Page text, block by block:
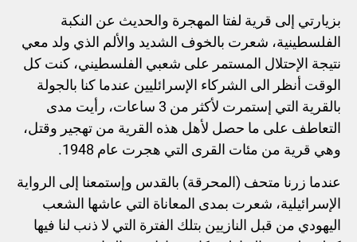
بزيارتي إلى قرية لفتا المهجرة والحديث عن النكبة
الفلسطينية، شعرت بالخوف الشديد والألم الذي ولد معي
نتيجة الإحتلال المستمر على شعبي الفلسطيني، كنت كل
الوقت أنظر الى الشركاء الإسرائليين عندما كنا بالجولة
بالقرية التي إستمرت لأكثر من 3 ساعات، رأيت مدى
التعاطف على ما حصل لأهل هذه القرية من تهجير وقتل،
وهي قرية من مئات القرى التي هجرت عام 1948.
عندما زرنا متحف (المحرقة) بالقدس وإستمعنا إلى الرواية
الإسرائيلية، شعرت بمدى المعاناة التي عاشها الشعب
اليهودي من قبل النازيين بتلك الفترة التي لا ذنب لنا فيها